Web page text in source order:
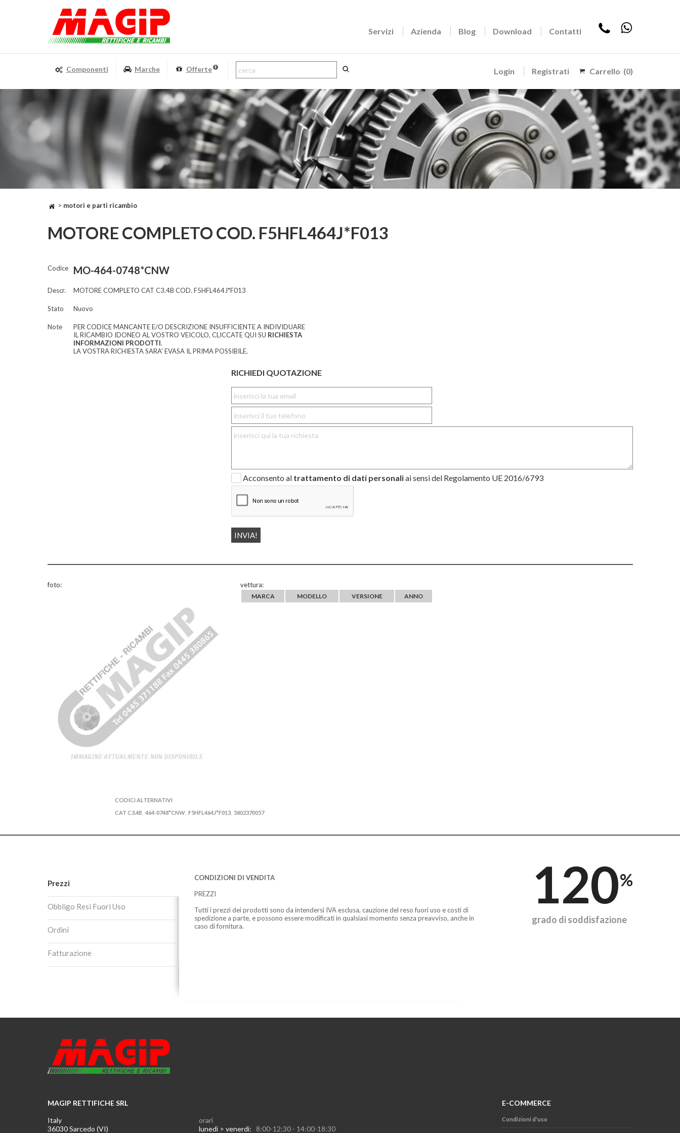
Servizi Azienda Blog Download Contatti
Login Registrati Carrello (0)
Componenti Marche Offerte
> motori e parti ricambio
MOTORE COMPLETO COD. F5HFL464J*F013
Codice MO-464-0748*CNW
Descr. MOTORE COMPLETO CAT C3.4B COD. F5HFL464J*F013
Stato Nuovo
Note
PER CODICE MANCANTE E/O DESCRIZIONE INSUFFICIENTE A INDIVIDUARE
IL RICAMBIO IDONEO AL VOSTRO VEICOLO, CLICCATE QUI SU RICHIESTA
INFORMAZIONI PRODOTTI.
LA VOSTRA RICHIESTA SARA' EVASA IL PRIMA POSSIBILE.
RICHIEDI QUOTAZIONE
Acconsento al trattamento di dati personaliai sensi del Regolamento UE 2016/6793
foto: vettura:
MARCA MODELLO VERSIONE ANNO
CODICI ALTERNATIVI
CAT C3.4B 464-0748*CNW F5HFL464J*F013 5802370057
Prezzi
Obbligo Resi Fuori Uso
Ordini
Fatturazione
CONDIZIONI DI VENDITA
PREZZI
Tutti i prezzi dei prodotti sono da intendersi IVA esclusa, cauzione del reso fuori uso e costi di
spedizione a parte, e possono essere modificati in qualsiasi momento senza preavviso, anche in
caso di fornitura.
120%
grado di soddisfazione
MAGIP RETTIFICHE SRL
Italy
36030 Sarcedo (VI)
orari
lunedì > venerdì: 8:00-12:30 - 14:00-18:30
E-COMMERCE
Condizioni d'uso